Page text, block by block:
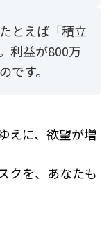
とえば「積立
利益が800万
です。
えに、欲望が増
クを、あなたも